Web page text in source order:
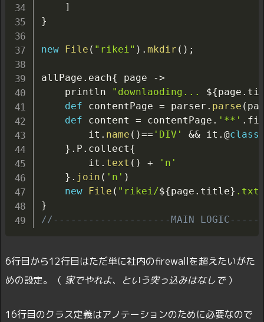
]
}
new File ( "rikei" ) . mkdir ( ) ;
allPage . each{ page
->
    println
"downlaoding... ${page .
def contentPage = parser . parse (
def content = contentPage . '**' .
        it
. name ( )== 'DIV' && it .@class
} . P . collect{
        it
. text ( ) +
'n'
} . join ( 'n' )
new
File ( "rikei/${page . title}
}
//--------------------MAIN
6行目から12行目はただ単に社内のfirewallを超えたいがた
めの設定。（ 家でやれよ、という突っ込みはなしで）
16行目のクラス定義はアノテーションのために必要なので